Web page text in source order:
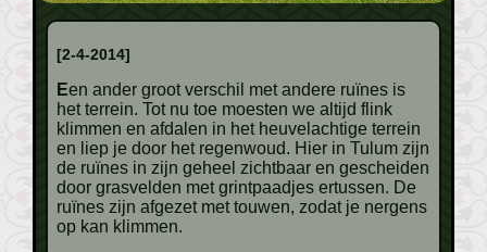
[2-4-2014]
Een ander groot verschil met andere ruïnes is
het terrein. Tot nu toe moesten we altijd flink
klimmen en afdalen in het heuvelachtige terrein
en liep je door het regenwoud. Hier in Tulum zijn
de ruïnes in zijn geheel zichtbaar en gescheiden
door grasvelden met grintpaadjes ertussen. De
ruïnes zijn afgezet met touwen, zodat je nergens
op kan klimmen.